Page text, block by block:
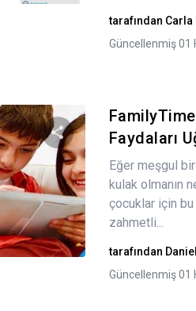
tarafından Carla
Güncellenmiş 01
Bu makaleyi
Twitter
Faydaları
Eğer meşgul
kulak olmanın
çocuklar için
zahmetli...
tarafından
Güncellenmiş 01